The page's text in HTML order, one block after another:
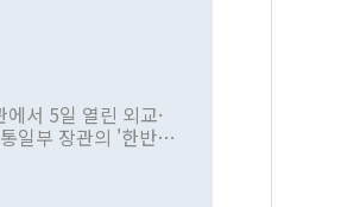
서 5일 열린 외교·
일부 장관의 '한반도
로 추진하겠다고 공